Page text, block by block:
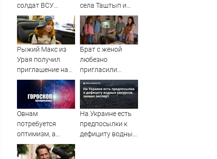
солдат ВСУ
"отключающими
страх"
психотропами
села Таштып и
SHAMAN спели на
одной сцене
Рыжий Макс из
Урая получил
приглашение на
проект «Голос.
Брат с женой
любезно
пригласили
погостить, но
лучше бы мы
сняли квартиру
Овнам
потребуется
оптимизм, а
Водолеям –
настойчивость:
На Украине есть
предпосылки к
дефициту водных